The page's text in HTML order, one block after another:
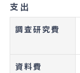
支出
調査研究費
資料費